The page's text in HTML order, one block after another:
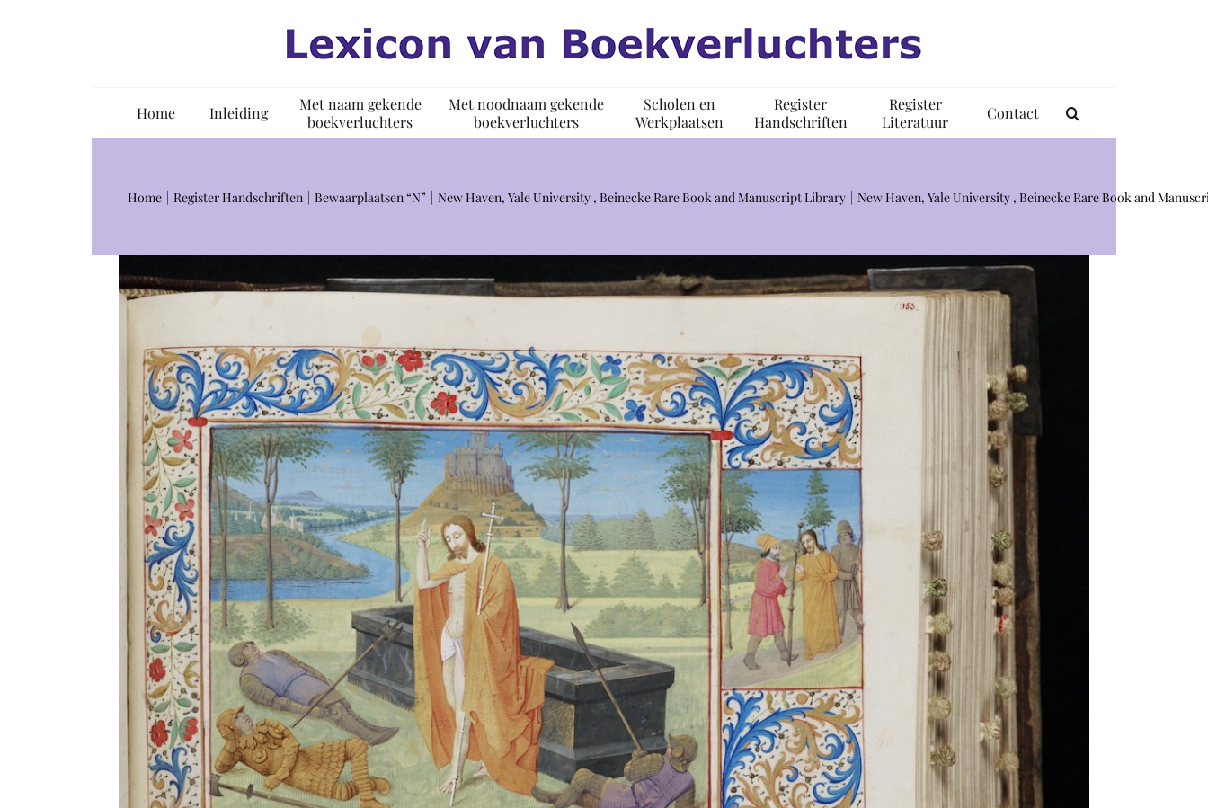
Home Inleiding
Met naam gekende
boekverluchters
Met noodnaam gekende
boekverluchters
Scholen en
Werkplaatsen
Register
Handschriften
Register
Literatuur
Contact
Home Register Handschriften Bewaarplaatsen “N” New Haven, Yale University , Beinecke Rare Book and Manuscript Library New Haven, Yale University , Beinecke Rare Book and